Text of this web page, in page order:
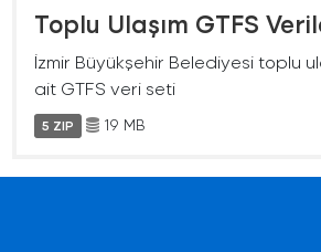
Toplu Ulaşım GTFS
İzmir Büyükşehir Belediyesi toplu
ait GTFS veri seti
5 ZIP 19 MB